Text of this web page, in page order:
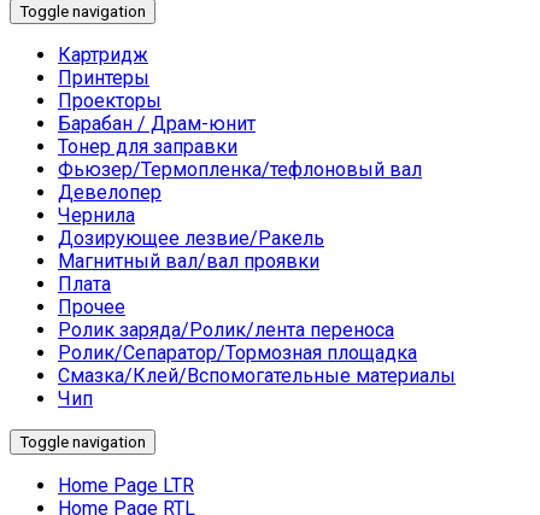
Toggle navigation
Картридж
Принтеры
Проекторы
Барабан / Драм-юнит
Тонер для заправки
Фьюзер/Термопленка/тефлоновый вал
Девелопер
Чернила
Дозирующее лезвие/Ракель
Магнитный вал/вал проявки
Плата
Прочее
Ролик заряда/Ролик/лента переноса
Ролик/Сепаратор/Тормозная площадка
Смазка/Клей/Вспомогательные материалы
Чип
Toggle navigation
Home Page LTR
Home Page RTL